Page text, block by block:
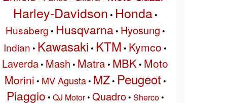
Harley-Davidson • Honda•
Husaberg • Husqvarna• Hyosung •
Indian • Kawasaki • KTM • Kymco •
Laverda• Mash • Matra• MBK • Moto
Morini • MV Agusta• MZ• Peugeot •
Piaggio • QJ Motor• Quadro• Sherco•